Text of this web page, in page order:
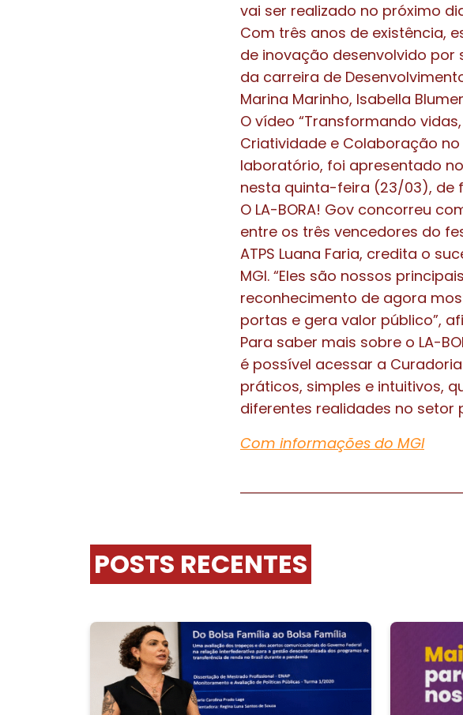
vai ser realizado no próximo
Com três anos de existência,
de inovação desenvolvido por
da carreira de
Marina Marinho, Isabella
O vídeo “Transformando
Criatividade e Colaboração
laboratório, foi apresentado
nesta quinta-feira (23/03), de
O LA-BORA! Gov concorreu
entre os três vencedores do
ATPS Luana Faria, credita o
MGI. “Eles são nossos
reconhecimento de agora
portas e gera valor público”,
Para saber mais sobre o LA-
é possível acessar a
práticos, simples e intuitivos,
diferentes realidades no setor
Com informações do MGI
POSTS RECENTES